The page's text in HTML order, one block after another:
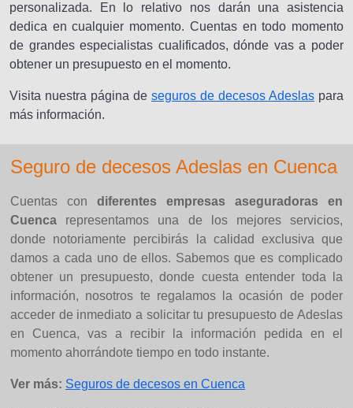
personalizada. En lo relativo nos darán una asistencia
dedica en cualquier momento. Cuentas en todo momento
de grandes especialistas cualificados, dónde vas a poder
obtener un presupuesto en el momento.
Visita nuestra página de seguros de decesos Adeslas para
más información.
Seguro de decesos Adeslas en Cuenca
Cuentas con diferentes empresas aseguradoras en
Cuenca representamos una de los mejores servicios,
donde notoriamente percibirás la calidad exclusiva que
damos a cada uno de ellos. Sabemos que es complicado
obtener un presupuesto, donde cuesta entender toda la
información, nosotros te regalamos la ocasión de poder
acceder de inmediato a solicitar tu presupuesto de Adeslas
en Cuenca, vas a recibir la información pedida en el
momento ahorrándote tiempo en todo instante.
Ver más: Seguros de decesos en Cuenca